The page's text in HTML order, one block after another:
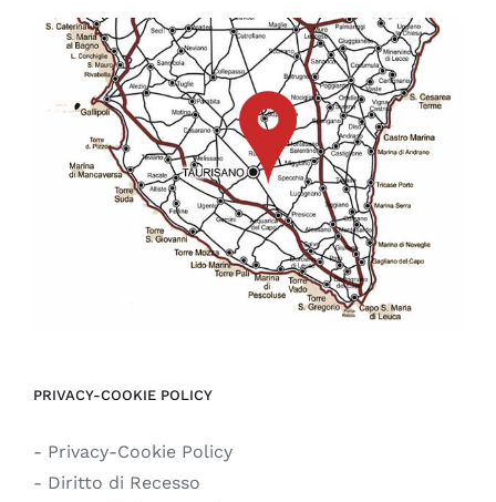
PRIVACY-COOKIE POLICY
- Privacy-Cookie Policy
- Diritto di Recesso